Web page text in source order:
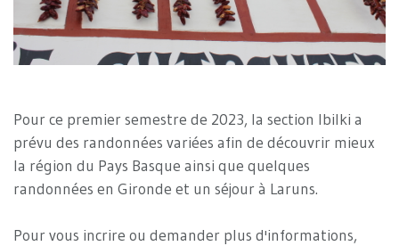
Pour ce premier semestre de 2023, la section Ibilki a
prévu des randonnées variées afin de découvrir mieux
la région du Pays Basque ainsi que quelques
randonnées en Gironde et un séjour à Laruns.
Pour vous incrire ou demander plus d'informations,